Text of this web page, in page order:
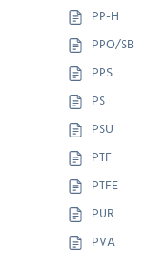
PP-H
PPO/SB
PPS
PS
PSU
PTF
PTFE
PUR
PVA